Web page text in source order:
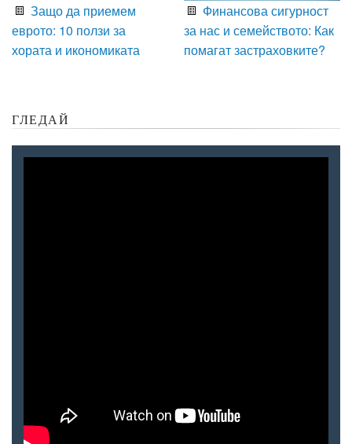
Защо да приемем
еврото: 10 ползи за
хората и икономиката
Финансова сигурност
за нас и семейството: Как
помагат застраховките?
ГЛЕДАЙ